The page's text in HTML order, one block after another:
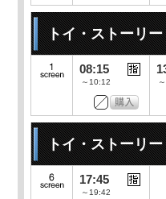
トイ・ストーリ
08:15
～10:12
トイ・ストーリ
17:45
～19:42